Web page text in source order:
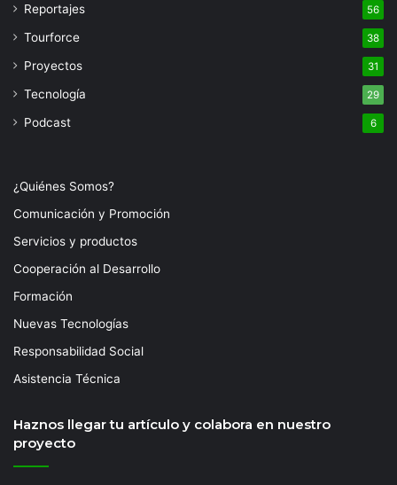
Reportajes 56
Tourforce 38
Proyectos 31
Tecnología 29
Podcast 6
¿Quiénes Somos?
Comunicación y Promoción
Servicios y productos
Cooperación al Desarrollo
Formación
Nuevas Tecnologías
Responsabilidad Social
Asistencia Técnica
Haznos llegar tu artículo y colabora en nuestro
proyecto